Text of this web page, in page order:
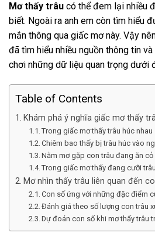
Mơ thấy trâu có thể đem lại nhiều
biết. Ngoài ra anh em còn tìm hiểu
mắn thông qua giấc mơ này. Vậy
đã tìm hiểu nhiều nguồn thông tin
chơi những dữ liệu quan trọng dưới
Table of Contents
Khám phá ý nghĩa giấc mơ thấy
Trong giấc mơ thấy trâu húc nhau
Chiêm bao thấy bị trâu húc vào
Nằm mơ gặp con trâu đang ăn cỏ
Trong giấc mơ thấy đang cưỡi trâu
Mơ nhìn thấy trâu liên quan đến
Con số ứng với những đặc điểm
Đánh giá theo số lượng con trâu
Dự đoán con số khi mơ thấy trâu